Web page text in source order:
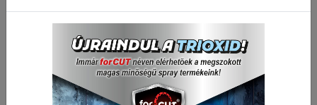
1 096,85 Ft
1 393,00 Ft
Vissza a kategóriába: 3/8" dugókulcs, hajtószár és készletek